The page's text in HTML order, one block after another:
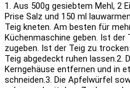
1. Aus 500g gesiebtem Mehl, 2
Prise Salz und 150 ml
Teig kneten. Am besten für
Küchenmaschine geben. Ist
zugeben. Ist der Teig zu
Teig abgedeckt ruhen lassen.2.
Kerngehäuse entfernen und in
schneiden.3. Die Apfelwürfel